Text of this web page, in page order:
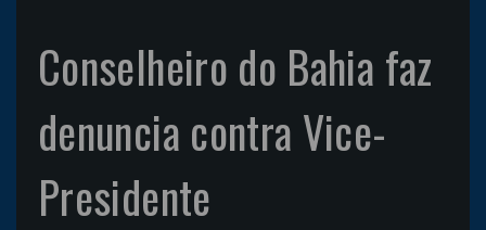
Conselheiro do Bahia faz
denuncia contra Vice-
Presidente